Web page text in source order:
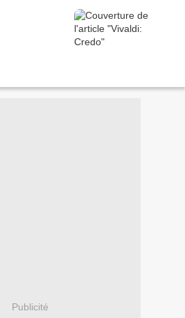
Publicité